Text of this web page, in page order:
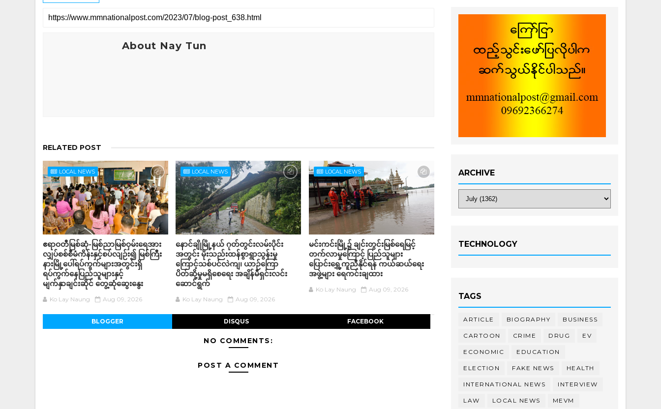
About Nay Tun
RELATED POST
LOCAL NEWS
ဧရာဝတီမြစ်ဆုံ-မြစ်ညာမြစ်ဝှမ်းရေအား
လျှပ်စစ်စီမံကိန်းနှင့်စပ်လျဉ်း၍ မြစ်ကြီး
နားမြို့ပေါ်ရပ်ကွက်များအတွင်းရှိ
ရပ်ကွက်နေပြည်သူများနှင့်
မျက်နှာချင်းဆိုင် တွေ့ဆုံဆွေးနွေး
Ko Lay Naung Aug 09, 2026
LOCAL NEWS
နောင်ချိုမြို့နယ် ဂုတ်တွင်းလမ်းပိုင်း
အတွင်း မိုးသည်းထန်စွာရွာသွန်းမှု
ကြောင့်သစ်ပင်လဲကျ၊ ယာဉ်ကြော
ပိတ်ဆို့မှုမရှိစေရေး အချိန်မီရှင်းလင်း
ဆောင်ရွက်
Ko Lay Naung Aug 09, 2026
LOCAL NEWS
မင်းကင်းမြို့၌ ချင်းတွင်းမြစ်ရေမြင့်
တက်လာမှုကြောင့် ပြည်သူများ
ပြောင်းရွှေ့ကူညီနိုင်ရန် ကယ်ဆယ်ရေး
အဖွဲ့များ ရေကင်းချထား
Ko Lay Naung Aug 09, 2026
BLOGGER DISQUS FACEBOOK
NO COMMENTS:
POST A COMMENT
ARCHIVE
TECHNOLOGY
TAGS
ARTICLE BIOGRAPHY BUSINESS
CARTOON CRIME DRUG EV
ECONOMIC EDUCATION
ELECTION FAKE NEWS HEALTH
INTERNATIONAL NEWS INTERVIEW
LAW LOCAL NEWS MEVM